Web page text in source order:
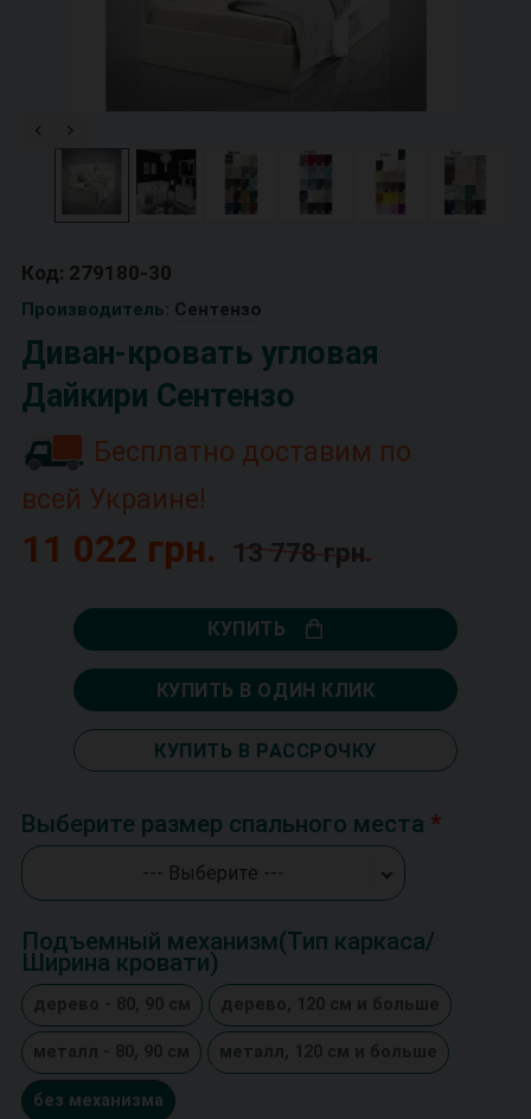
Код: 279180-30
Производитель: Сентензо
Диван-кровать угловая
Дайкири Сентензо
Бесплатно доставим по
всей Украине!
11 022 грн. 13 778 грн.
КУПИТЬ
КУПИТЬ В ОДИН КЛИК
КУПИТЬ В РАССРОЧКУ
Выберите размер спального места
--- Выберите ---
Подъемный механизм(Тип каркаса/
Ширина кровати)
дерево - 80, 90 см дерево, 120 см и больше
металл - 80, 90 см металл, 120 см и больше
без механизма